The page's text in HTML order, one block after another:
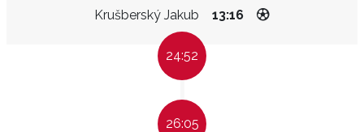
Krušberský Jakub 13:16
24:52
26:05